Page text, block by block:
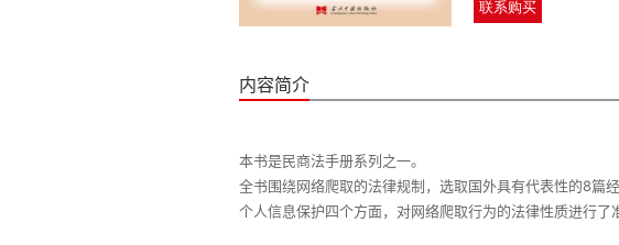
联系购买
内容简介
本书是民商法手册系列之一。
全书围绕网络爬取的法律规制，选取国外具有代表性的8篇
个人信息保护四个方面，对网络爬取行为的法律性质进行